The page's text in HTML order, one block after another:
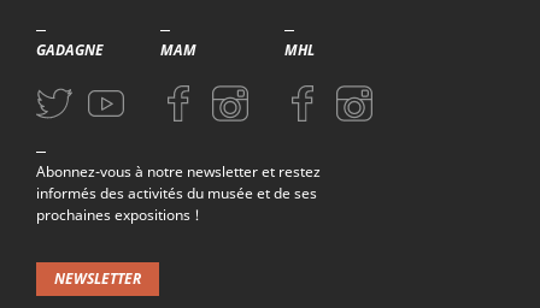
GADAGNE
Aller sur la page Twitter (nouvelle fenetre)
Aller sur la page Youtube (nouvelle fenetre)
MAM
Aller sur la page Facebook (nouvelle fenetre)
Aller sur la page Instagram (nouvelle fenetre)
MHL
Aller sur la page Facebook (nouvelle
Aller sur la page Instagram
Abonnez-vous à notre newsletter et restez
informés des activités du musée et de ses
prochaines expositions !
NEWSLETTER